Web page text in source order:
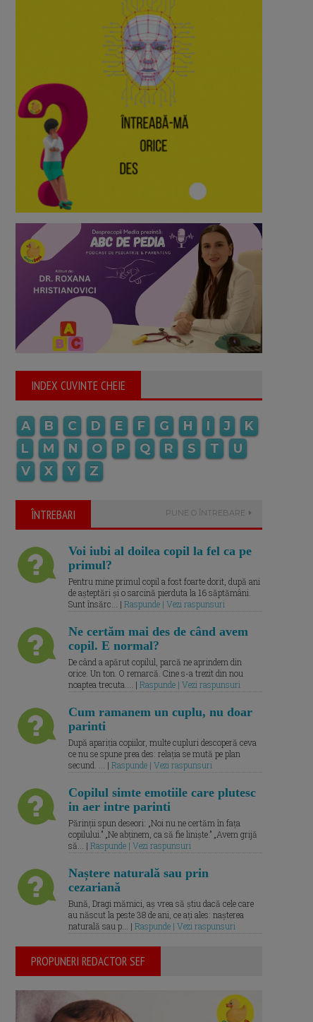
INDEX CUVINTE CHEIE
A B C D E F G H I J
K
L
M N O P Q R S T
U
V
X Y Z
ÎNTREBARI PUNE O ÎNTREBARE
Voi iubi al doilea copil la fel ca pe
primul?
Pentru mine primul copil a fost foarte dorit, după ani
de așteptări și o sarcină pierduta la 16 săptămâni.
Sunt însărc... | Raspunde | Vezi raspunsuri
Ne certăm mai des de când avem
copil. E normal?
De când a apărut copilul, parcă ne aprindem din
orice. Un ton. O remarcă. Cine s-a trezit din nou
noaptea trecuta.... | Raspunde | Vezi raspunsuri
Cum ramanem un cuplu, nu doar
parinti
După apariția copiilor, multe cupluri descoperă ceva
ce nu se spune prea des: relația se mută pe plan
secund. ... | Raspunde | Vezi raspunsuri
Copilul simte emotiile care plutesc
in aer intre parinti
Părinții spun deseori: „Noi nu ne certăm în fața
copilului.” „Ne abținem, ca să fie liniște.” „Avem grijă
să... | Raspunde | Vezi raspunsuri
Naștere naturală sau prin
cezariană
Bună, Dragi mămici, aș vrea să știu dacă cele care
au născut la peste 38 de ani, ce ați ales: nașterea
naturală sau p... | Raspunde | Vezi raspunsuri
PROPUNERI REDACTOR SEF